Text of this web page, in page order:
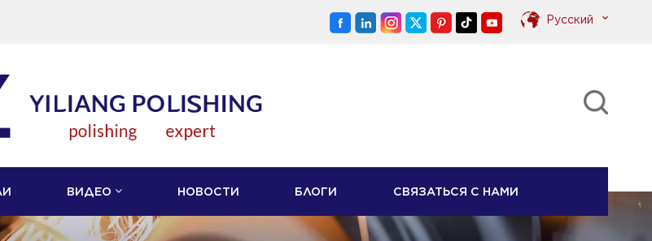
Pусский
English
ВИДЕО НОВОСТИ БЛОГИ СВЯЗАТЬСЯ С НАМИ